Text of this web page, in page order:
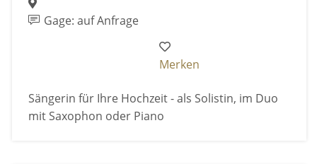
Gage: auf Anfrage
Merken
Sängerin für Ihre Hochzeit - als Solistin, im Duo
mit Saxophon oder Piano